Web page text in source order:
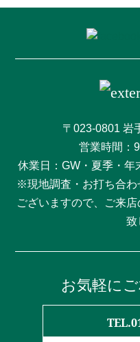
〒023-0801 岩
営業時間：
休業日：GW・夏季・年
※現地調査・お打ち合わ
ございますので、ご来
致
お気軽にご